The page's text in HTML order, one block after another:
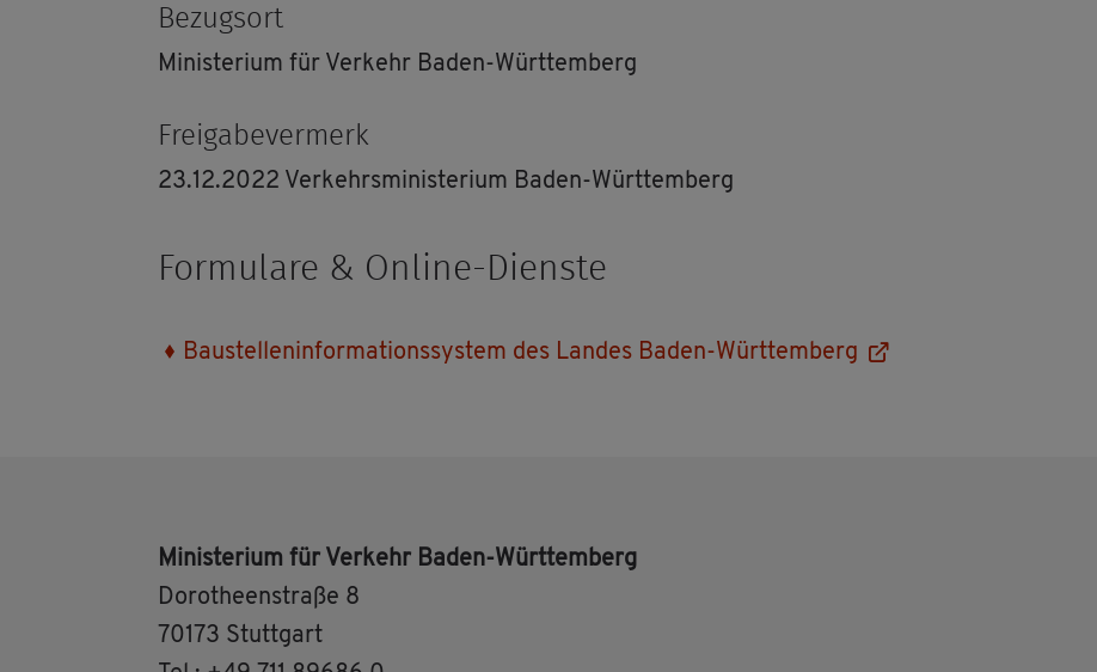
Be­zugs­ort
Mi­nis­te­ri­um für Ver­kehr Baden-Würt­tem­berg
Frei­ga­be­ver­merk
23.12.2022 Ver­kehrs­mi­nis­te­ri­um Baden-Würt­tem­berg
For­mu­la­re & On­line-Diens­te
Bau­stel­len­in­for­ma­ti­ons­sys­tem des Lan­des Baden-Würt­tem­berg
Mi­nis­te­ri­um für Ver­kehr Baden-Würt­tem­berg
Do­ro­the­en­stra­ße 8
70173 Stutt­gart